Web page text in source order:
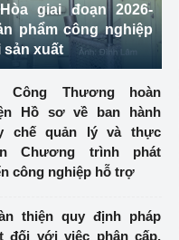
giai đoạn 2026-
phẩm công nghiệp
sản xuất
Công Thương hoàn
Hồ sơ về ban hành
chế quản lý và thực
Chương trình phát
công nghiệp hỗ trợ
thiện quy định pháp
đối với việc phân cấp,